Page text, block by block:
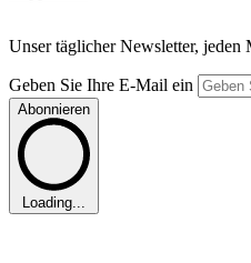
Unser täglicher Newsletter, jeden
Geben Sie Ihre E-Mail ein
Abonnieren
Loading...